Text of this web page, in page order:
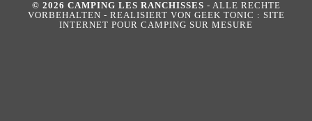
© 2026 CAMPING LES RANCHISSES - ALLE RECHTE
VORBEHALTEN - REALISIERT VON GEEK TONIC : SITE
INTERNET POUR CAMPING SUR MESURE